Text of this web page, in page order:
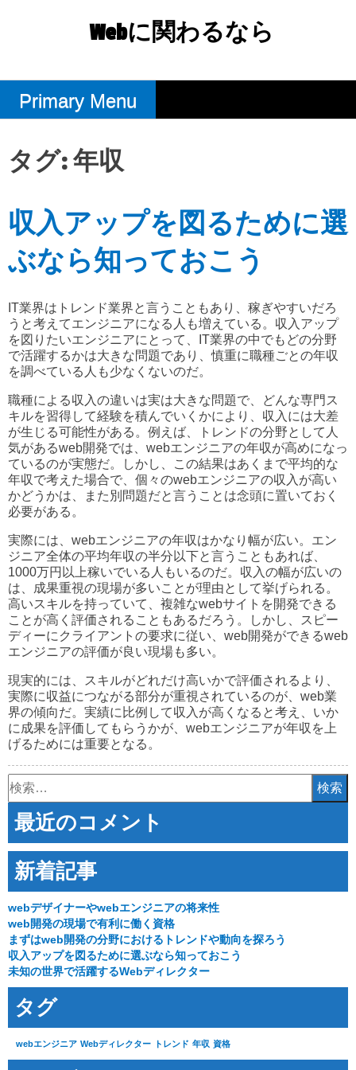
Webに関わるなら
Primary Menu
タグ:年収
収入アップを図るために選
ぶなら知っておこう
IT業界はトレンド業界と言うこともあり、稼ぎやすいだろ
うと考えてエンジニアになる人も増えている。収入アップ
を図りたいエンジニアにとって、IT業界の中でもどの分野
で活躍するかは大きな問題であり、慎重に職種ごとの年収
を調べている人も少なくないのだ。
職種による収入の違いは実は大きな問題で、どんな専門ス
キルを習得して経験を積んでいくかにより、収入には大差
が生じる可能性がある。例えば、トレンドの分野として人
気があるweb開発では、webエンジニアの年収が高めになっ
ているのが実態だ。しかし、この結果はあくまで平均的な
年収で考えた場合で、個々のwebエンジニアの収入が高い
かどうかは、また別問題だと言うことは念頭に置いておく
必要がある。
実際には、webエンジニアの年収はかなり幅が広い。エン
ジニア全体の平均年収の半分以下と言うこともあれば、
1000万円以上稼いでいる人もいるのだ。収入の幅が広いの
は、成果重視の現場が多いことが理由として挙げられる。
高いスキルを持っていて、複雑なwebサイトを開発できる
ことが高く評価されることもあるだろう。しかし、スピー
ディーにクライアントの要求に従い、web開発ができるweb
エンジニアの評価が良い現場も多い。
現実的には、スキルがどれだけ高いかで評価されるより、
実際に収益につながる部分が重視されているのが、web業
界の傾向だ。実績に比例して収入が高くなると考え、いか
に成果を評価してもらうかが、webエンジニアが年収を上
げるためには重要となる。
検
索:
最近のコメント
新着記事
webデザイナーやwebエンジニアの将来性
web開発の現場で有利に働く資格
まずはweb開発の分野におけるトレンドや動向を探ろう
収入アップを図るために選ぶなら知っておこう
未知の世界で活躍するWebディレクター
タグ
webエンジニア Webディレクター トレンド 年収 資格